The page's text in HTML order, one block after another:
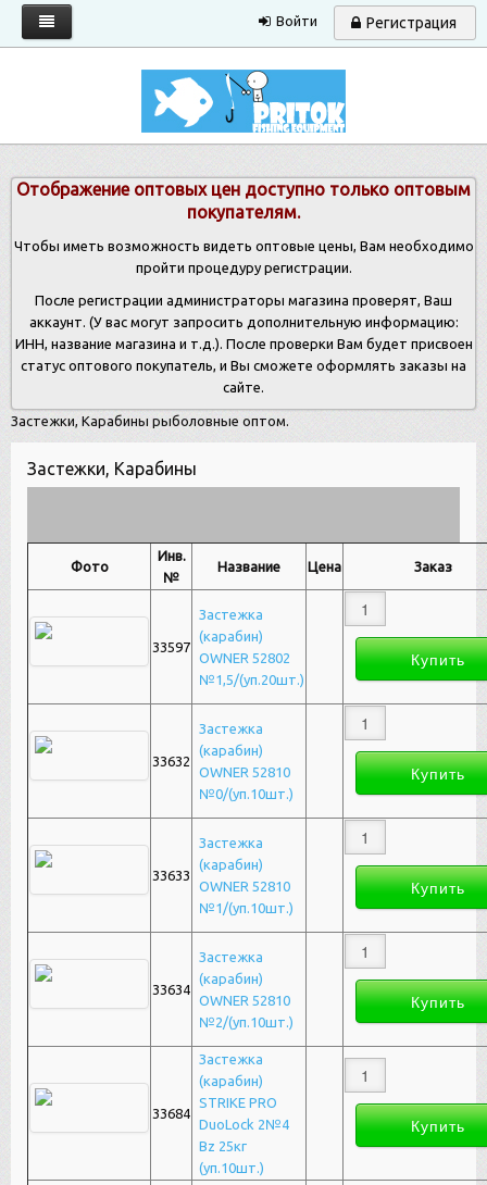
Войти Регистрация
Отображение оптовых цен доступно только оптовым
покупателям.
Чтобы иметь возможность видеть оптовые цены, Вам необходимо
пройти процедуру регистрации.
После регистрации администраторы магазина проверят, Ваш
аккаунт. (У вас могут запросить дополнительную информацию:
ИНН, название магазина и т.д.). После проверки Вам будет присвоен
статус оптового покупатель, и Вы сможете оформлять заказы на
сайте.
Застежки, Карабины рыболовные оптом.
Застежки, Карабины
Фото
Инв.
№
Название Цена Заказ
33597
Застежка
(карабин)
OWNER 52802
№1,5/(уп.20шт.)
33632
Застежка
(карабин)
OWNER 52810
№0/(уп.10шт.)
33633
Застежка
(карабин)
OWNER 52810
№1/(уп.10шт.)
33634
Застежка
(карабин)
OWNER 52810
№2/(уп.10шт.)
33684
Застежка
(карабин)
STRIKE PRO
DuoLock 2№4
Bz 25кг
(уп.10шт.)
Запрос прайса
Условия работы
Новости